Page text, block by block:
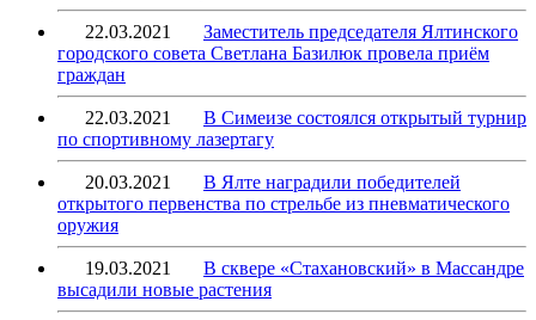
22.03.2021
Заместитель председателя Ялтинского
городского совета Светлана Базилюк провела приём
граждан
22.03.2021
В Симеизе состоялся открытый турнир
по спортивному лазертагу
20.03.2021
В Ялте наградили победителей
открытого первенства по стрельбе из пневматического
оружия
19.03.2021
В сквере «Стахановский» в Массандре
высадили новые растения